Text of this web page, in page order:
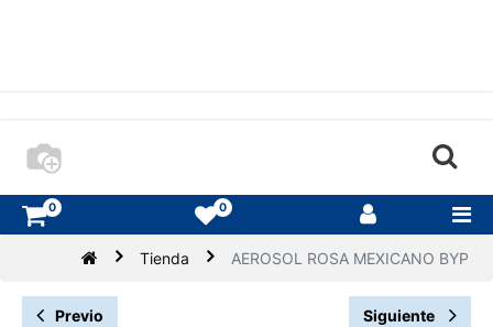
0 0
Tienda AEROSOL ROSA MEXICANO BYP
Previo Siguiente